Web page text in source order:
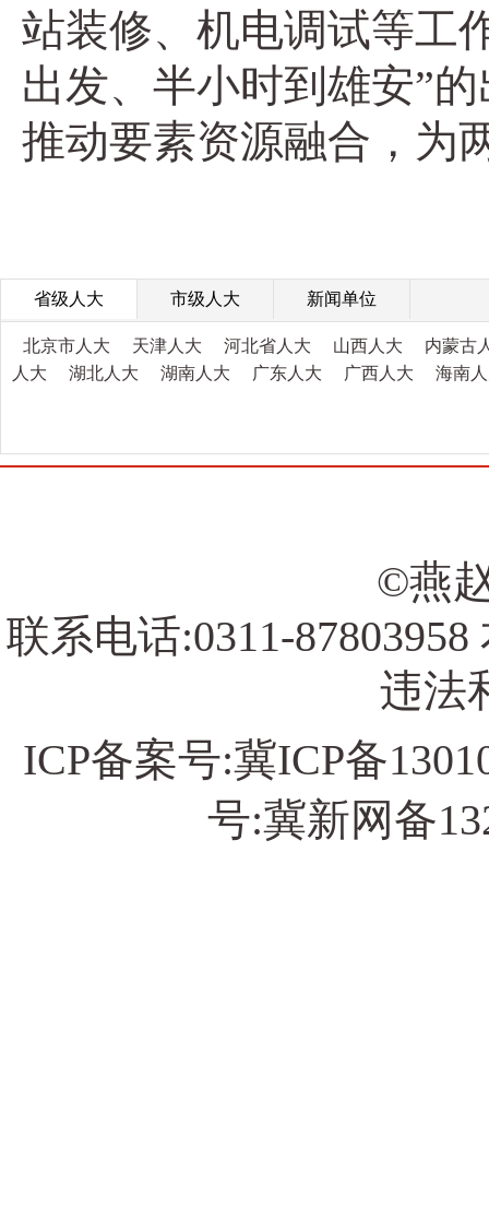
站装修、机电调试等工
出发、半小时到雄安”
推动要素资源融合，为
省级人大 市级人大 新闻单位
北京市人大 天津人大 河北省人大 山西人大
内蒙古
人大
湖北人大 湖南人大 广东人大 广西人大 海南
©燕
联系电话:0311-
违法
ICP备案号:冀ICP备
号:冀新网备